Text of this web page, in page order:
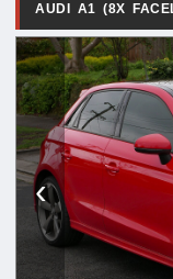
AUDI A1 (8X
‹